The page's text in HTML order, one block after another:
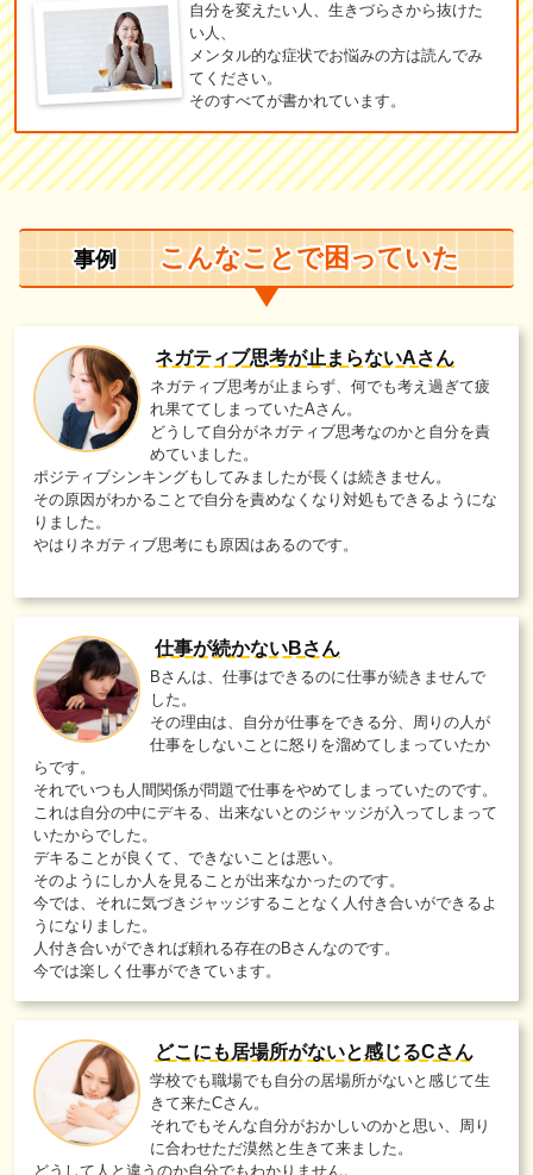
自分を変えたい人、生きづらさから抜けた
い人、
メンタル的な症状でお悩みの方は読んでみ
てください。
そのすべてが書かれています。
事例 こんなことで困っていた
ネガティブ思考が止まらないAさん
ネガティブ思考が止まらず、何でも考え過ぎて疲
れ果ててしまっていたAさん。
どうして自分がネガティブ思考なのかと自分を責
めていました。
ポジティブシンキングもしてみましたが長くは続きません。
その原因がわかることで自分を責めなくなり対処もできるようにな
りました。
やはりネガティブ思考にも原因はあるのです。
仕事が続かないBさん
Bさんは、仕事はできるのに仕事が続きませんで
した。
その理由は、自分が仕事をできる分、周りの人が
仕事をしないことに怒りを溜めてしまっていたか
らです。
それでいつも人間関係が問題で仕事をやめてしまっていたのです。
これは自分の中にデキる、出来ないとのジャッジが入ってしまって
いたからでした。
デキることが良くて、できないことは悪い。
そのようにしか人を見ることが出来なかったのです。
今では、それに気づきジャッジすることなく人付き合いができるよ
うになりました。
人付き合いができれば頼れる存在のBさんなのです。
今では楽しく仕事ができています。
どこにも居場所がないと感じるCさん
学校でも職場でも自分の居場所がないと感じて生
きて来たCさん。
それでもそんな自分がおかしいのかと思い、周り
に合わせただ漠然と生きて来ました。
どうして人と違うのか自分でもわかりません。